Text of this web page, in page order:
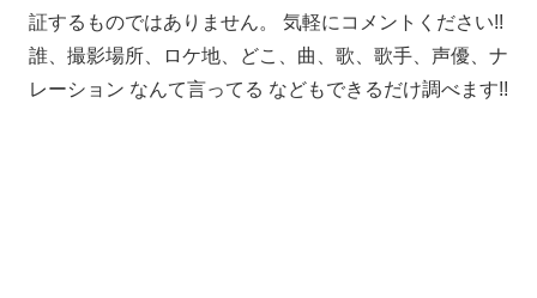
証するものではありません。 気軽にコメントください!!
誰、撮影場所、ロケ地、どこ、曲、歌、歌手、声優、ナ
レーション なんて言ってる などもできるだけ調べます!!